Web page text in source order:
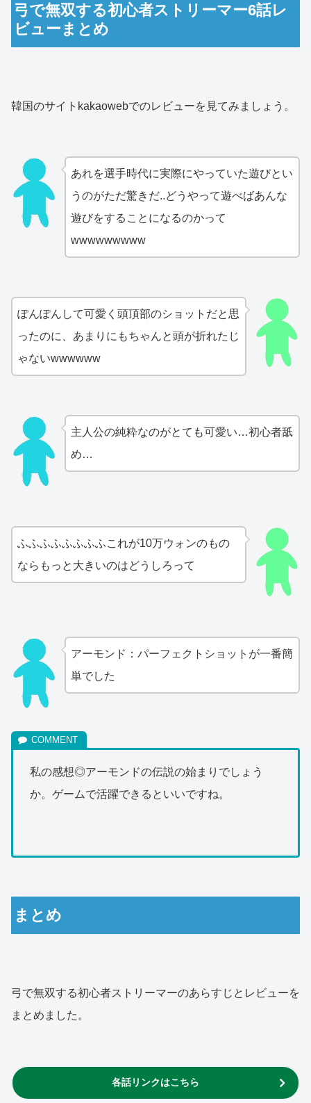
弓で無双する初心者ストリーマー6話レ
ビューまとめ
韓国のサイトkakaowebでのレビューを見てみましょう。
あれを選手時代に実際にやっていた遊びとい
うのがただ驚きだ..どうやって遊べばあんな
遊びをすることになるのかって
wwwwwwwww
ぽんぽんして可愛く頭頂部のショットだと思
ったのに、あまりにもちゃんと頭が折れたじ
ゃないwwwwww
主人公の純粋なのがとても可愛い…初心者舐
め…
ふふふふふふふふこれが10万ウォンのもの
ならもっと大きいのはどうしろって
アーモンド：パーフェクトショットが一番簡
単でした
私の感想◎アーモンドの伝説の始まりでしょう
か。ゲームで活躍できるといいですね。
まとめ
弓で無双する初心者ストリーマーのあらすじとレビューを
まとめました。
各話リンクはこちら